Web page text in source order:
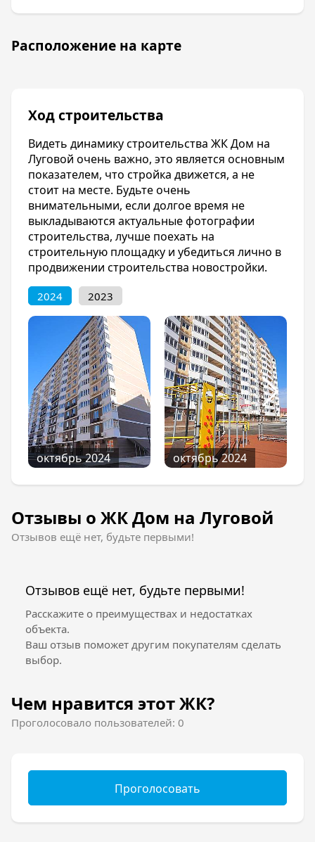
Расположение на карте
Ход строительства
Видеть динамику строительства ЖК Дом на
Луговой очень важно, это является основным
показателем, что стройка движется, а не
стоит на месте. Будьте очень
внимательными, если долгое время не
выкладываются актуальные фотографии
строительства, лучше поехать на
строительную площадку и убедиться лично в
продвижении строительства новостройки.
2024 2023
октябрь 2024 октябрь 2024
Отзывы о ЖК Дом на Луговой
Отзывов ещё нет, будьте первыми!
Отзывов ещё нет, будьте первыми!
Расскажите о преимуществах и недостатках
объекта.
Ваш отзыв поможет другим покупателям сделать
выбор.
Чем нравится этот ЖК?
Проголосовало пользователей: 0
Проголосовать